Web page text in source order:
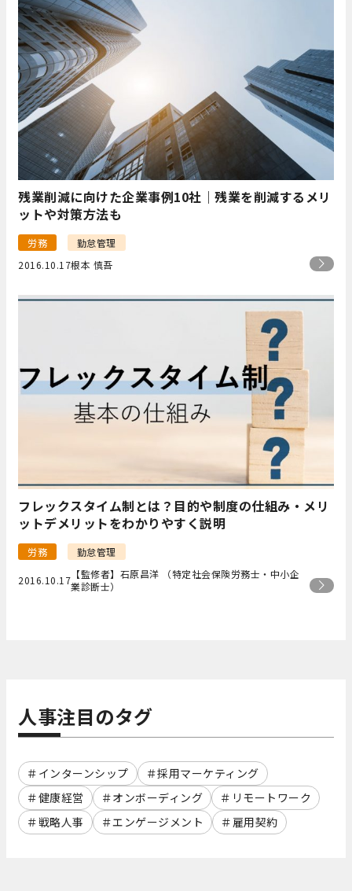
残業削減に向けた企業事例10社｜残業を削減するメリ
ットや対策方法も
労務
勤怠管理
2016.10.17根本 慎吾
フレックスタイム制とは？目的や制度の仕組み・メリ
ットデメリットをわかりやすく説明
労務 勤怠管理
2016.10.17 【監修者】石原昌洋 （特定社会保険労務士・中小企
業診断士）
人事注目のタグ
インターンシップ
採用マーケティング
健康経営
オンボーディング
リモートワーク
戦略人事
エンゲージメント 雇用契約